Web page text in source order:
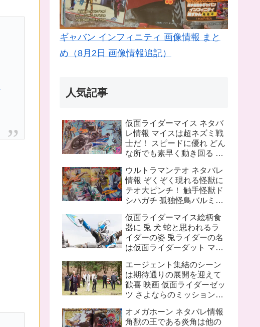
ギャバン インフィニティ 画像情報 まと
め（8月2日 画像情報追記）
人気記事
仮面ライダーマイス ネタバ
レ情報 マイスは超ネズミ戦
士だ！ スピードに優れ どん
な所でも素早く動き回る ラ
器は大剣マオウブレイド も
う一人の猫 リドはマオウの
為闘う
ウルトラマンテオ ネタバレ
情報 ぞくぞく現れる怪獣に
テオ大ピンチ！ 触手怪獣ド
シハガチ 孤独怪鳥バルミリ
ピンチにプッチーが巨大化
したぞ！
仮面ライダーマイス絵柄食
器に 兎 犬 蛇と思われるラ
イダーの姿 兎ライダーの名
は仮面ライダーダット マイ
タートルフレーム
エージェント集結のシーン
は期待通りの展開を迎えて
歓喜 映画 仮面ライダーゼッ
ツ さよならのミッションネ
オメガホーン ネタバレ情報
角獣の王である炎角は他の